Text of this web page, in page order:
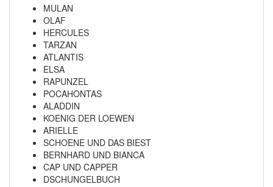
MULAN
OLAF
HERCULES
TARZAN
ATLANTIS
ELSA
RAPUNZEL
POCAHONTAS
ALADDIN
KOENIG DER LOEWEN
ARIELLE
SCHOENE UND DAS BIEST
BERNHARD UND BIANCA
CAP UND CAPPER
DSCHUNGELBUCH